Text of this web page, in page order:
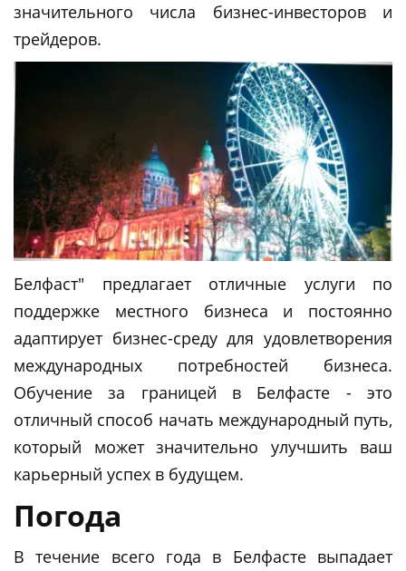
значительного числа бизнес-инвесторов и
трейдеров.
Белфаст" предлагает отличные услуги по
поддержке местного бизнеса и постоянно
адаптирует бизнес-среду для удовлетворения
международных потребностей бизнеса.
Обучение за границей в Белфасте - это
отличный способ начать международный путь,
который может значительно улучшить ваш
карьерный успех в будущем.
Погода
В течение всего года в Белфасте выпадает